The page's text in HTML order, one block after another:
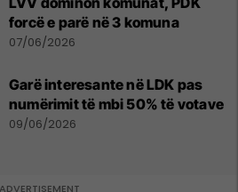
forcë e parë në 3 komuna
07/06/2026
Garë interesante në LDK pas
numërimit të mbi 50% të votave
09/06/2026